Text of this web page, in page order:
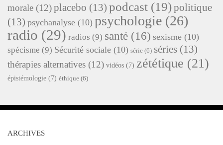
morale (12)placebo (13) podcast (19)politique
(13) psychanalyse (10) psychologie (26)
radio (29) radios (9) santé (16) sexisme (10)
spécisme (9) Sécurité sociale (10) série (6) séries (13)
thérapies alternatives (12) vidéos (7) zététique (21)
épistémologie (7) éthique (6)
ARCHIVES